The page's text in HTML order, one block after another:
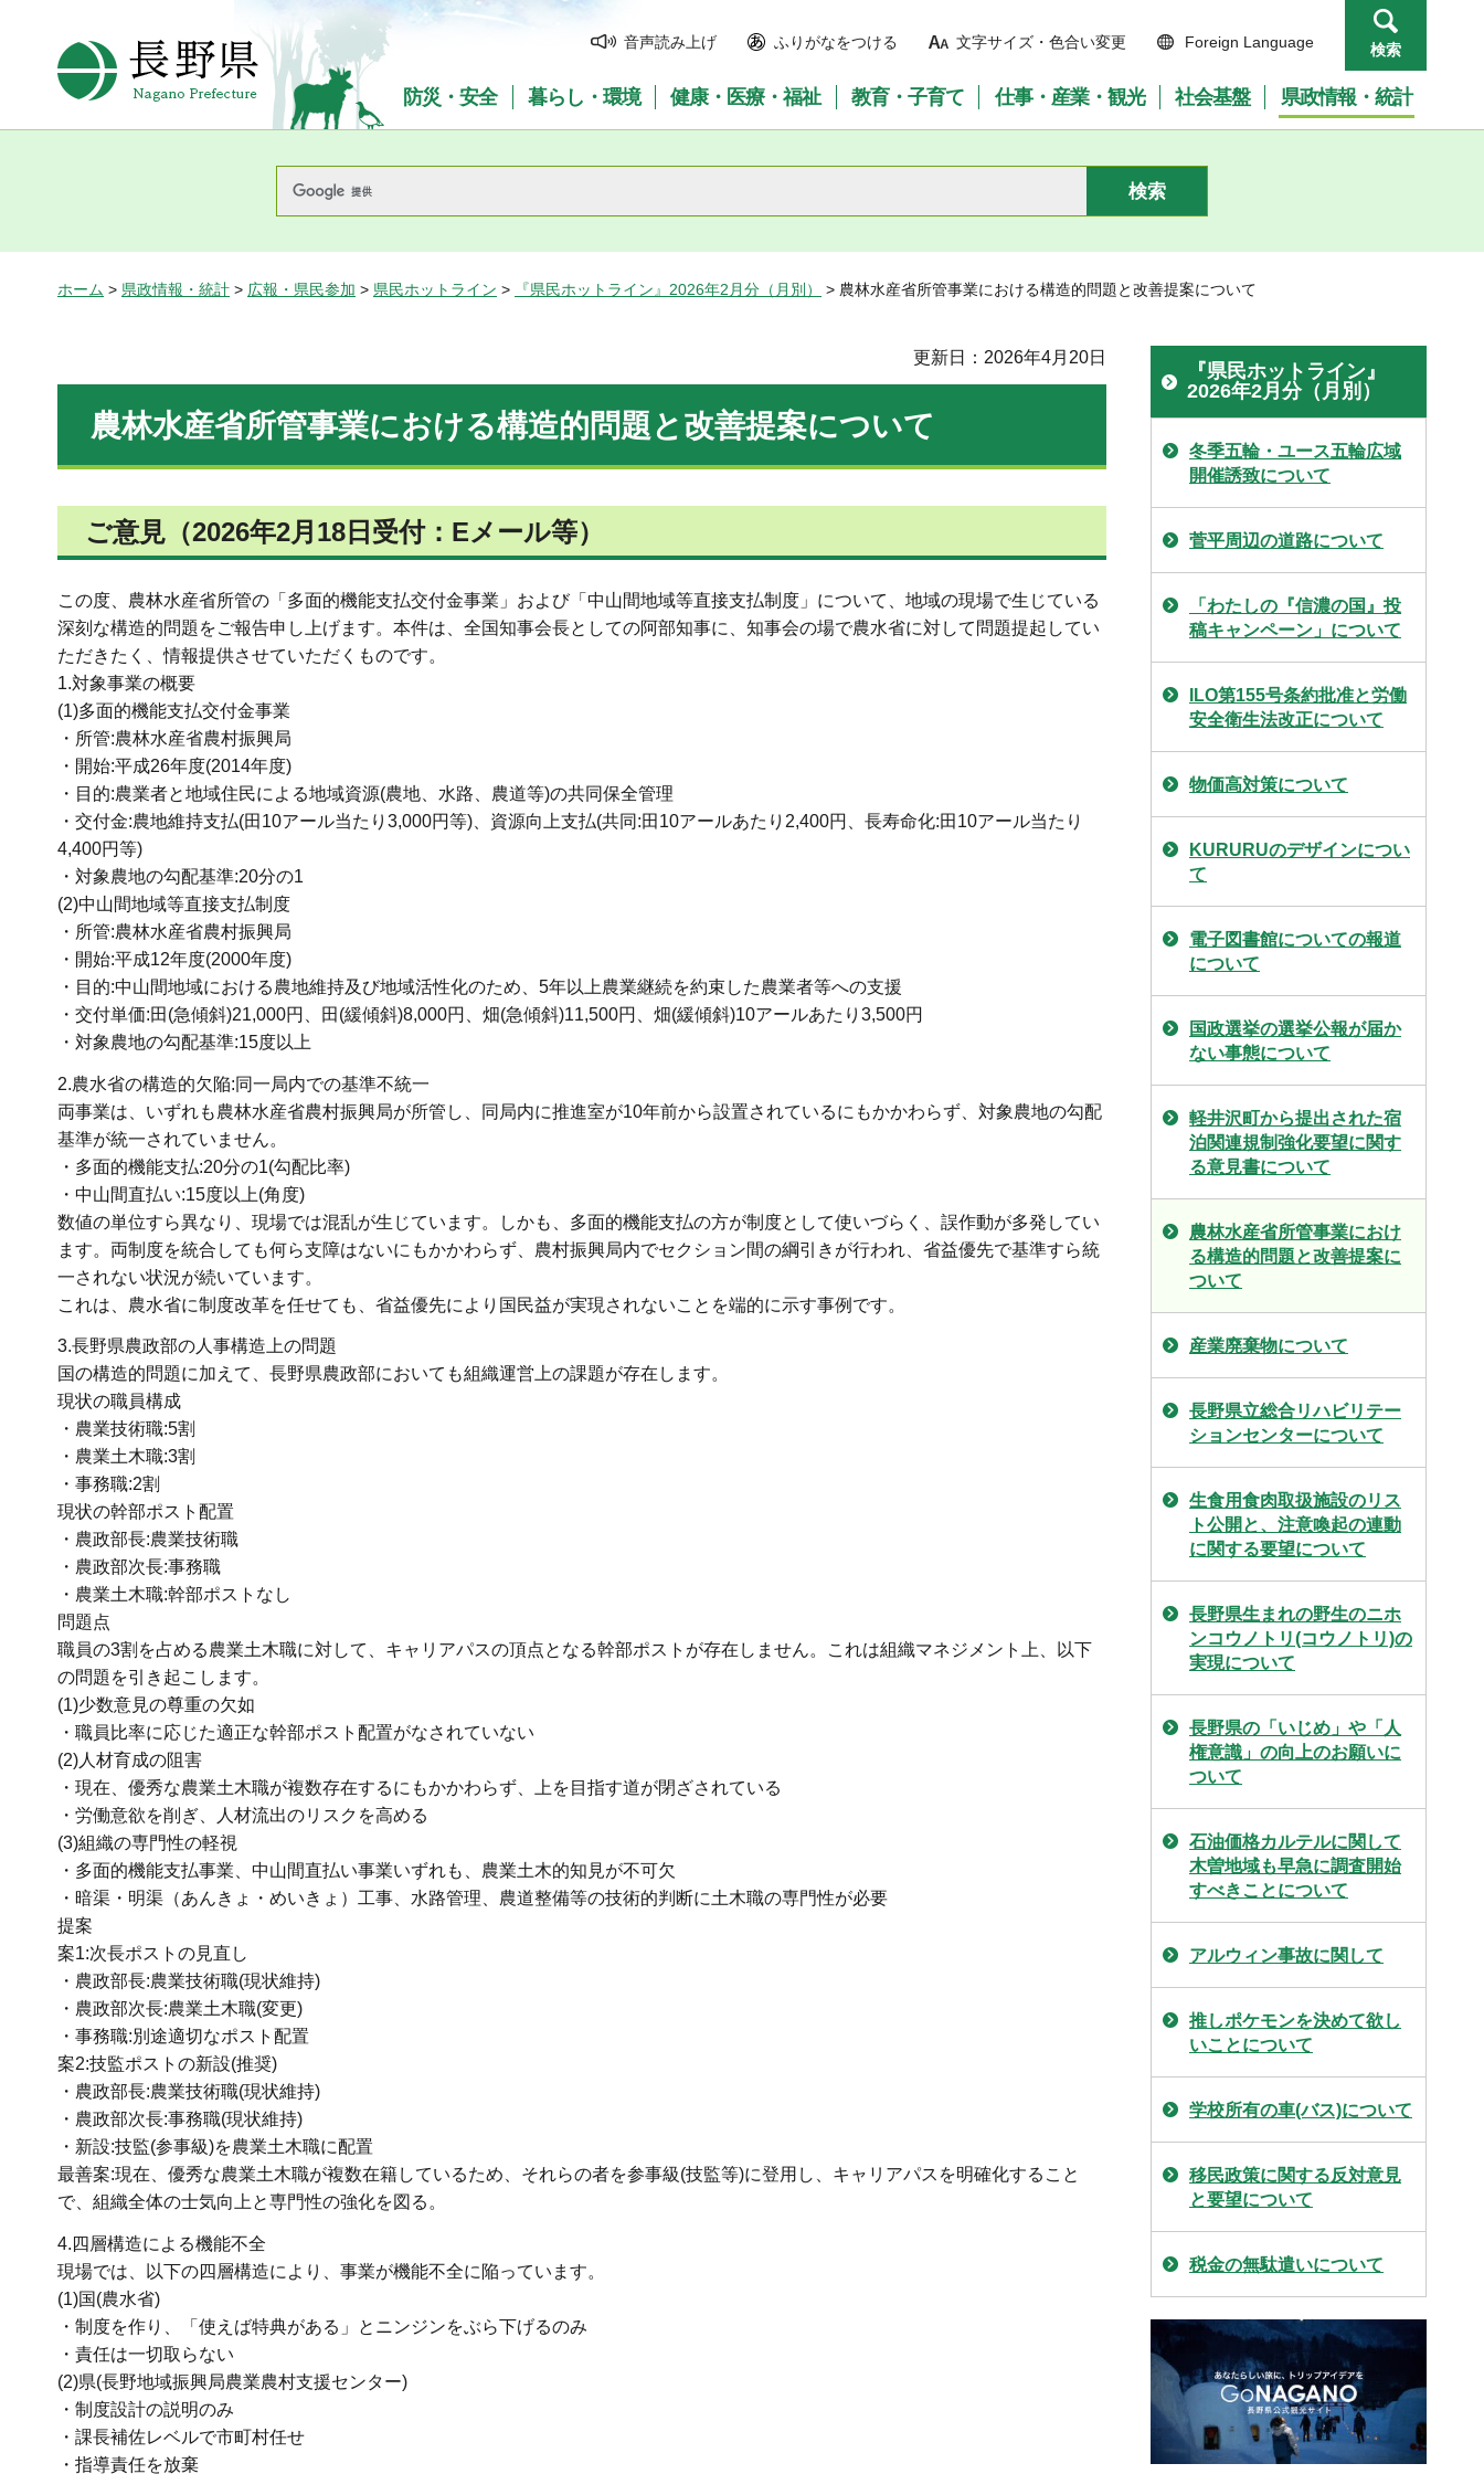
長野県Nagano Prefecture
音声読み上げ ふりがなをつける 文字サイズ・色合い変更 Foreign Language 検索
防災・安全 暮らし・環境 健康・医療・福祉 教育・子育て 仕事・産業・観光 社会基盤 県政情報・統計
ホーム > 県政情報・統計 > 広報・県民参加 > 県民ホットライン > 『県民ホットライン』2026年2月分（月別） > 農林水産省所管事業における構造的問題と改善提案について
更新日：2026年4月20日
農林水産省所管事業における構造的問題と改善提案について
ご意見（2026年2月18日受付：Eメール等）
この度、農林水産省所管の「多面的機能支払交付金事業」および「中山間地域等直接支払制度」について、地域の現場で生じている
深刻な構造的問題をご報告申し上げます。本件は、全国知事会長としての阿部知事に、知事会の場で農水省に対して問題提起してい
ただきたく、情報提供させていただくものです。
1.対象事業の概要
(1)多面的機能支払交付金事業
・所管:農林水産省農村振興局
・開始:平成26年度(2014年度)
・目的:農業者と地域住民による地域資源(農地、水路、農道等)の共同保全管理
・交付金:農地維持支払(田10アール当たり3,000円等)、資源向上支払(共同:田10アールあたり2,400円、長寿命化:田10アール当たり
4,400円等)
・対象農地の勾配基準:20分の1
(2)中山間地域等直接支払制度
・所管:農林水産省農村振興局
・開始:平成12年度(2000年度)
・目的:中山間地域における農地維持及び地域活性化のため、5年以上農業継続を約束した農業者等への支援
・交付単価:田(急傾斜)21,000円、田(緩傾斜)8,000円、畑(急傾斜)11,500円、畑(緩傾斜)10アールあたり3,500円
・対象農地の勾配基準:15度以上
2.農水省の構造的欠陥:同一局内での基準不統一
両事業は、いずれも農林水産省農村振興局が所管し、同局内に推進室が10年前から設置されているにもかかわらず、対象農地の勾配
基準が統一されていません。
・多面的機能支払:20分の1(勾配比率)
・中山間直払い:15度以上(角度)
数値の単位すら異なり、現場では混乱が生じています。しかも、多面的機能支払の方が制度として使いづらく、誤作動が多発してい
ます。両制度を統合しても何ら支障はないにもかかわらず、農村振興局内でセクション間の綱引きが行われ、省益優先で基準すら統
一されない状況が続いています。
これは、農水省に制度改革を任せても、省益優先により国民益が実現されないことを端的に示す事例です。
3.長野県農政部の人事構造上の問題
国の構造的問題に加えて、長野県農政部においても組織運営上の課題が存在します。
現状の職員構成
・農業技術職:5割
・農業土木職:3割
・事務職:2割
現状の幹部ポスト配置
・農政部長:農業技術職
・農政部次長:事務職
・農業土木職:幹部ポストなし
問題点
職員の3割を占める農業土木職に対して、キャリアパスの頂点となる幹部ポストが存在しません。これは組織マネジメント上、以下
の問題を引き起こします。
(1)少数意見の尊重の欠如
・職員比率に応じた適正な幹部ポスト配置がなされていない
(2)人材育成の阻害
・現在、優秀な農業土木職が複数存在するにもかかわらず、上を目指す道が閉ざされている
・労働意欲を削ぎ、人材流出のリスクを高める
(3)組織の専門性の軽視
・多面的機能支払事業、中山間直払い事業いずれも、農業土木的知見が不可欠
・暗渠・明渠（あんきょ・めいきょ）工事、水路管理、農道整備等の技術的判断に土木職の専門性が必要
提案
案1:次長ポストの見直し
・農政部長:農業技術職(現状維持)
・農政部次長:農業土木職(変更)
・事務職:別途適切なポスト配置
案2:技監ポストの新設(推奨)
・農政部長:農業技術職(現状維持)
・農政部次長:事務職(現状維持)
・新設:技監(参事級)を農業土木職に配置
最善案:現在、優秀な農業土木職が複数在籍しているため、それらの者を参事級(技監等)に登用し、キャリアパスを明確化すること
で、組織全体の士気向上と専門性の強化を図る。
4.四層構造による機能不全
現場では、以下の四層構造により、事業が機能不全に陥っています。
(1)国(農水省)
・制度を作り、「使えば特典がある」とニンジンをぶら下げるのみ
・責任は一切取らない
(2)県(長野地域振興局農業農村支援センター)
・制度設計の説明のみ
・課長補佐レベルで市町村任せ
・指導責任を放棄
『県民ホットライン』
2026年2月分（月別）
冬季五輪・ユース五輪広域
開催誘致について
菅平周辺の道路について
「わたしの『信濃の国』投
稿キャンペーン」について
ILO第155号条約批准と労働
安全衛生法改正について
物価高対策について
KURURUのデザインについ
て
電子図書館についての報道
について
国政選挙の選挙公報が届か
ない事態について
軽井沢町から提出された宿
泊関連規制強化要望に関す
る意見書について
農林水産省所管事業におけ
る構造的問題と改善提案に
ついて
産業廃棄物について
長野県立総合リハビリテー
ションセンターについて
生食用食肉取扱施設のリス
ト公開と、注意喚起の連動
に関する要望について
長野県生まれの野生のニホ
ンコウノトリ(コウノトリ)の
実現について
長野県の「いじめ」や「人
権意識」の向上のお願いに
ついて
石油価格カルテルに関して
木曽地域も早急に調査開始
すべきことについて
アルウィン事故に関して
推しポケモンを決めて欲し
いことについて
学校所有の車(バス)について
移民政策に関する反対意見
と要望について
税金の無駄遣いについて